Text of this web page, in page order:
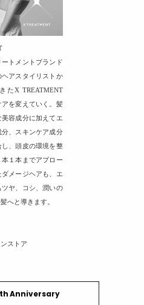
トメントブランド
ヘアスタイリストか
たX TREATMENT
を変えていく。髪
容成分に加えてエ
、スキンケア成分
、頭皮の環境を整
本１本までアプロー
メージヘアも、エ
ヤ、コシ、潤いの
へと導きます。
ストア
Anniversary